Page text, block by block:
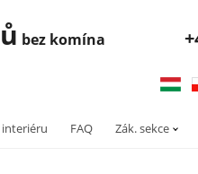
bez komína
FAQ Zák. sekce